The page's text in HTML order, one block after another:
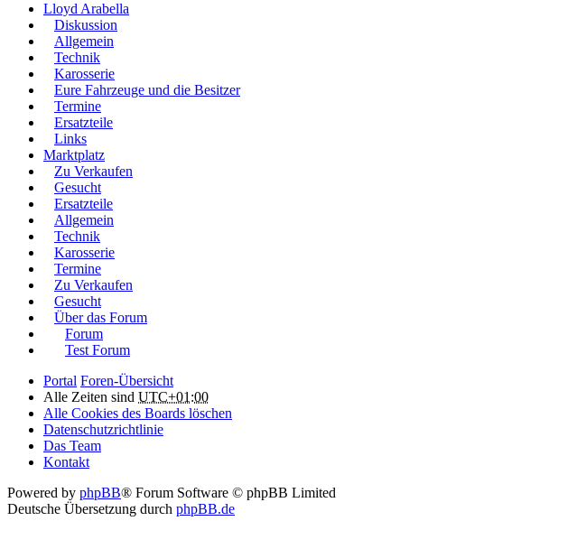
Lloyd Arabella
Diskussion
Allgemein
Technik
Karosserie
Eure Fahrzeuge und die Besitzer
Termine
Ersatzteile
Links
Marktplatz
Zu Verkaufen
Gesucht
Ersatzteile
Allgemein
Technik
Karosserie
Termine
Zu Verkaufen
Gesucht
Über das Forum
Forum
Test Forum
Portal Foren-Übersicht
Alle Zeiten sind UTC+01:00
Alle Cookies des Boards löschen
Datenschutzrichtlinie
Das Team
Kontakt
Powered by phpBB® Forum Software © phpBB Limited
Deutsche Übersetzung durch phpBB.de